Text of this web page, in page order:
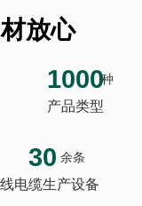
放心
1000种
产品类型
30 余条
电缆生产设备